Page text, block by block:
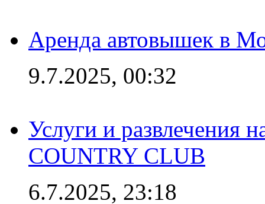
Аренда автовышек в
9.7.2025, 00:32
Услуги и развлечения
COUNTRY CLUB
6.7.2025, 23:18